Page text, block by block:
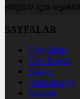
ettiğiniz için
SAYFALAR
Üye Girişi
Üye Kaydı
Künye
Hakkımızda
İletişim